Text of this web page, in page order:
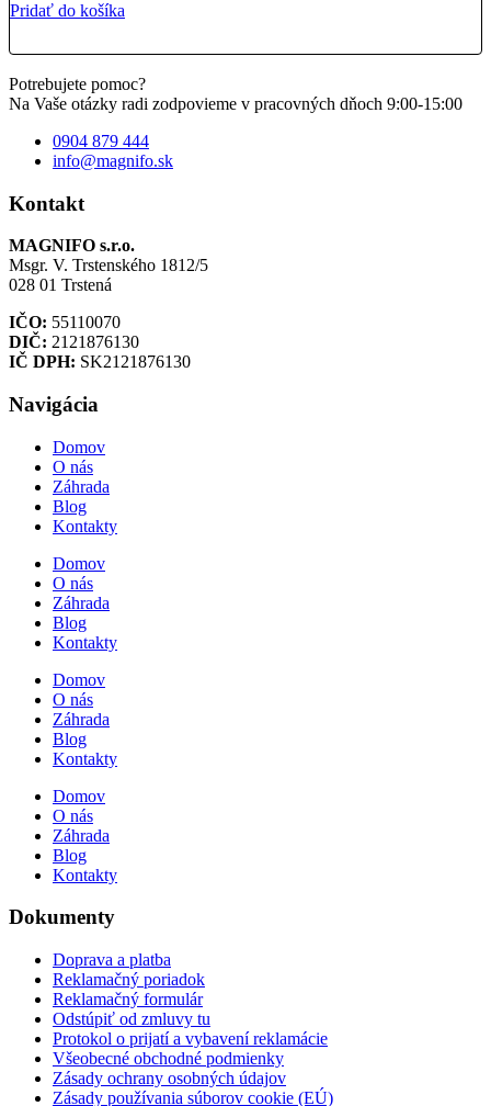
Pridať do košíka
Potrebujete pomoc?
Na Vaše otázky radi zodpovieme v pracovných dňoch 9:00-15:00
0904 879 444
info@magnifo.sk
Kontakt
MAGNIFO s.r.o.
Msgr. V. Trstenského 1812/5
028 01 Trstená
IČO: 55110070
DIČ: 2121876130
IČ DPH: SK2121876130
Navigácia
Domov
O nás
Záhrada
Blog
Kontakty
Domov
O nás
Záhrada
Blog
Kontakty
Domov
O nás
Záhrada
Blog
Kontakty
Domov
O nás
Záhrada
Blog
Kontakty
Dokumenty
Doprava a platba
Reklamačný poriadok
Reklamačný formulár
Odstúpiť od zmluvy tu
Protokol o prijatí a vybavení reklamácie
Všeobecné obchodné podmienky
Zásady ochrany osobných údajov
Zásady používania súborov cookie (EÚ)